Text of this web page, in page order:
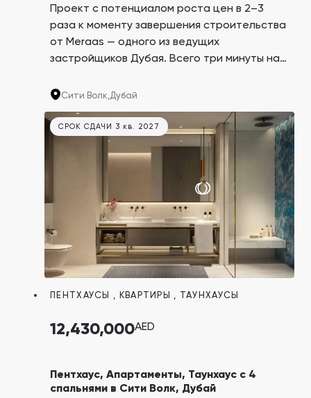
Проект с потенциалом роста цен в 2–3
раза к моменту завершения строительства
от Meraas — одного из ведущих
застройщиков Дубая. Всего три минуты на
центра в мире Dubai Mall и небоскреба Burj
Сити Волк,Дубай
СРОК СДАЧИ 3 кв. 2027
ПЕНТХАУСЫ , КВАРТИРЫ , ТАУНХАУСЫ
12,430,000AED
Пентхаус, Апартаменты, Таунхаус с 4
спальнями в Сити Волк, Дубай